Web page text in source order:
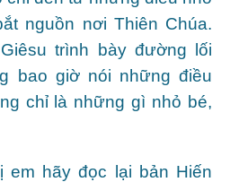
nguồn nơi Thiên Chúa.
trình bày đường lối
bao giờ nói những điều
chỉ là những gì nhỏ bé,
em hãy đọc lại bản Hiến